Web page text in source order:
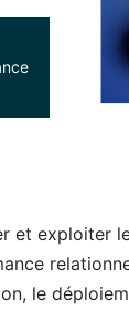
et exploiter
le